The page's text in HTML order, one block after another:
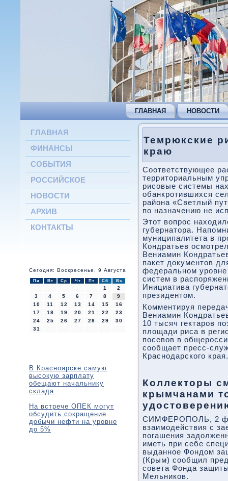
ГЛАВНАЯ НОВОСТИ
ГЛАВНАЯ
ФИНАНСЫ
СОБЫТИЯ
РОССИЙСКОЕ
НОВОСТИ
АРХИВ
КОНТАКТЫ
Сегодня: Воскресенье, 9 Августа
Пн Вт Ср Чт Пт Сб Вс
1
2
3
4 5 6 7 8
9
10
11 12 13 14 15
16
17
18 19 20 21 22
23
24
25 26 27 28 29
30
31
В Красноярске самую
высокую зарплату
обещают начальнику
склада
На встрече ОПЕК могут
обсудить сокращение
добычи нефти на уровне
до 5%
Темрюкские
краю
Соответствующее
территориальным
рисовые системы
обанкротившихся
района «Светлый
по назначению не
Этот вопрос
губернатора.
муниципалитета в
Кондратьев
Вениамин
пакет документов
федеральном
систем в
Инициатива
президентом.
Комментируя
Вениамин
10 тысяч гектаров
площади риса в
посевов в
сообщает пресс-
Краснодарского края.
Коллекторы
крымчанами
СИМФЕРОПОЛЬ, 2
взаимодействия с
погашения
иметь при себе
выданное Фондом
(Крым) сообщил
совета Фонда
Мельников.